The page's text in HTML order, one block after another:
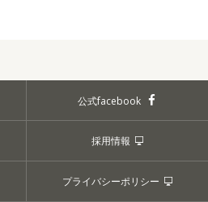
公式facebook
採用情報
プライバシーポリシー